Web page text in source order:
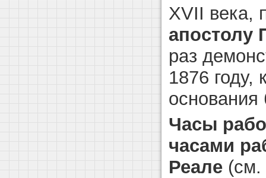
XVII века,
апостолу
раз
1876 году,
основания
Часы
часами
Реале